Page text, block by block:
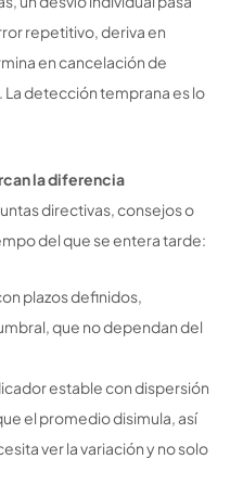
repetitivo, deriva en
en cancelación de
detección temprana es lo
la diferencia
directivas, consejos o
del que se entera tarde:
plazos definidos,
que no dependan del
estable con dispersión
el promedio disimula, así
ver la variación y no solo